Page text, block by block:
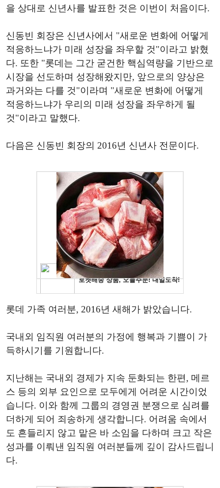
을 상대로 신년사를 발표한 것은 이번이 처음이다.
신동빈 회장은 신년사에서 "새로운 변화에 어떻게
적응하느냐가 미래 성장을 좌우할 것"이라고 밝혔
다. 또한 "롯데는 그간 굳건한 핵심역량을 기반으로
시장을 선도하며 성장해왔지만, 앞으로의 양상은
과거와는 다를 것"이라며 "새로운 변화에 어떻게
적응하느냐가 우리의 미래 성장을 좌우하게 될
것"이라고 말했다.
다음은 신동빈 회장의 2016년 신년사 전문이다.
롯데 가족 여러분, 2016년 새해가 밝았습니다.
국내외 임직원 여러분의 가정에 행복과 기쁨이 가
득하시기를 기원합니다.
지난해는 국내외 경제가 지속 둔화되는 한편, 메르
스 등의 외부 요인으로 모두에게 어려운 시간이었
습니다. 이와 함께 그룹의 경영권 분쟁으로 심려를
더하게 되어 죄송하게 생각합니다. 어려움 속에서
도 흔들리지 않고 맡은 바 소임을 다하며 크고 작은
성과를 이뤄낸 임직원 여러분들께 깊이 감사드립니
다.